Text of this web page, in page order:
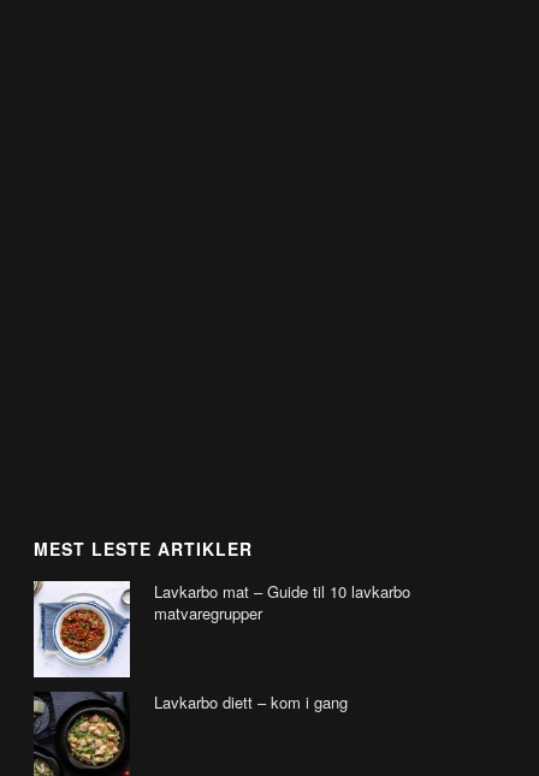
MEST LESTE ARTIKLER
Lavkarbo mat – Guide til 10 lavkarbo
matvaregrupper
Lavkarbo diett – kom i gang